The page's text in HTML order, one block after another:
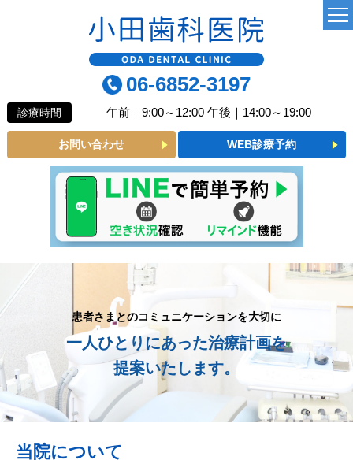
06-6852-3197
診療時間 午前｜9:00～12:00 午後｜14:00～19:00
お問い合わせ WEB診療予約
よくあるご質問
診療MENU
一般歯科
小児歯科
インプラント
歯周病予防
ホワイトニング
矯正歯科
患者さまとのコミュニケーションを大切に
一人ひとりにあった治療計画を
提案いたします。
当院について